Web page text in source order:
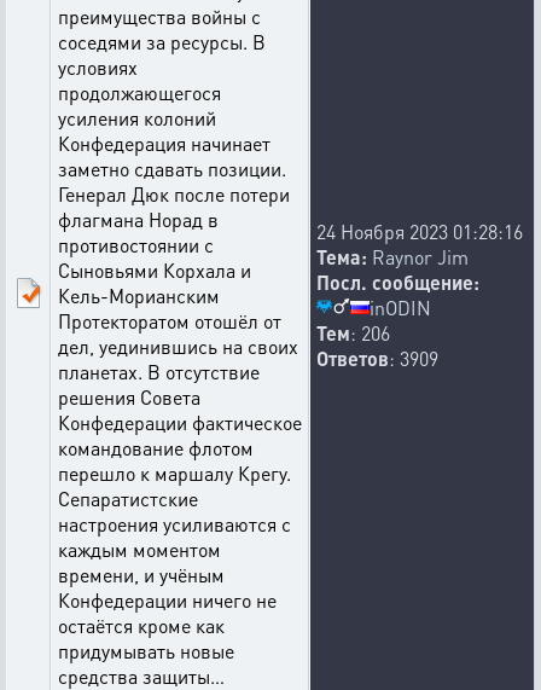
преимущества войны с
соседями за ресурсы. В
условиях
продолжающегося
усиления колоний
Конфедерация начинает
заметно сдавать позиции.
Генерал Дюк после потери
флагмана Норад в
противостоянии с
Сыновьями Корхала и
Кель-Морианским
Протекторатом отошёл от
дел, уединившись на своих
планетах. В отсутствие
решения Совета
Конфедерации фактическое
командование флотом
перешло к маршалу Крегу.
Сепаратистские
настроения усиливаются с
каждым моментом
времени, и учёным
Конфедерации ничего не
остаётся кроме как
придумывать новые
средства защиты…
24 Ноября 2023 01:28:16
Тема: Raynor Jim
Посл. сообщение:
inODIN
Тем: 206
Ответов: 3909